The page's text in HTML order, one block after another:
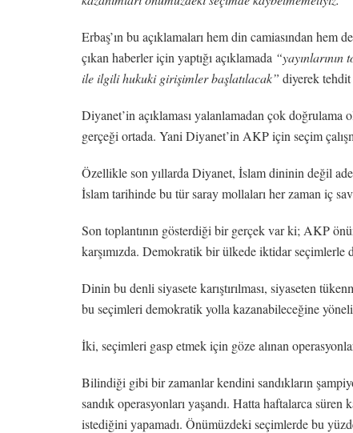
Erbaş’ın bu açıklamaları hem din camiasından
çıkan haberler için yaptığı açıklamada
ile ilgili hukuki girişimler başlatılacak” diyerek
Diyanet’in açıklaması yalanlamadan çok
gerçeği ortada. Yani Diyanet’in AKP için seçim
Özellikle son yıllarda Diyanet, İslam dininin değil
İslam tarihinde bu tür saray mollaları her zaman iç
Son toplantının gösterdiği bir gerçek var ki; AKP
karşımızda. Demokratik bir ülkede iktidar seçimlerle
Dinin bu denli siyasete karıştırılması, siyaseten
bu seçimleri demokratik yolla kazanabileceğine
İki, seçimleri gasp etmek için göze alınan
Bilindiği gibi bir zamanlar kendini sandıkların
sandık operasyonları yaşandı. Hatta haftalarca
istediğini yapamadı. Önümüzdeki seçimlerde bu